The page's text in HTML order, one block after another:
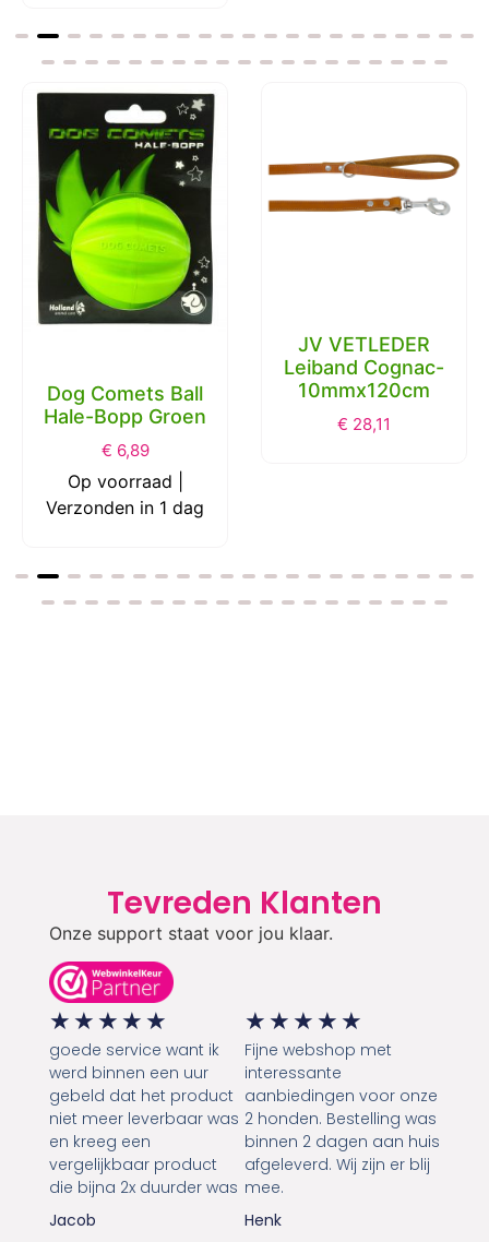
Dog Comets Ball
Hale-Bopp Groen
€ 6,89
Op voorraad |
Verzonden in 1 dag
JV VETLEDER
Leiband Cognac-
10mmx120cm
€ 28,11
Tevreden Klanten
Onze support staat voor jou klaar.
★ ★ ★ ★ ★
goede service want ik
werd binnen een uur
gebeld dat het product
niet meer leverbaar was
en kreeg een
vergelijkbaar product
die bijna 2x duurder was
Jacob
★ ★ ★ ★ ★
Fijne webshop met
interessante
aanbiedingen voor onze
2 honden. Bestelling was
binnen 2 dagen aan huis
afgeleverd. Wij zijn er blij
mee.
Henk